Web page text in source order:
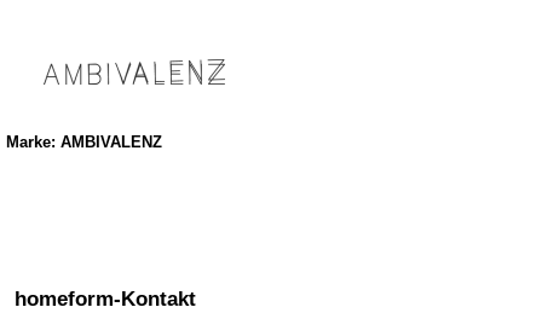
Marke: AMBIVALENZ
homeform-Kontakt